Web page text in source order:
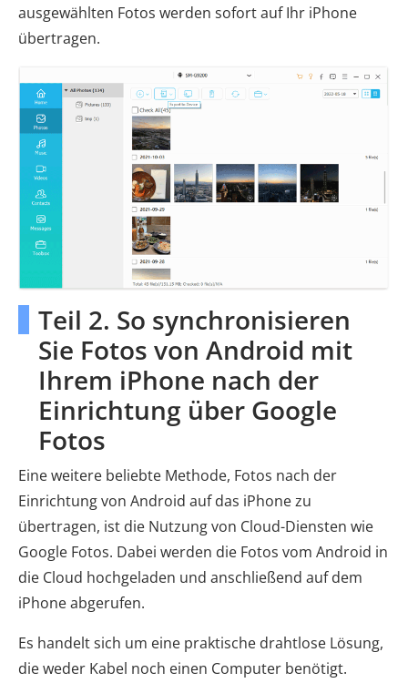
ausgewählten Fotos werden sofort auf Ihr iPhone
übertragen.
Teil 2. So synchronisieren
Sie Fotos von Android mit
Ihrem iPhone nach der
Einrichtung über Google
Fotos
Eine weitere beliebte Methode, Fotos nach der
Einrichtung von Android auf das iPhone zu
übertragen, ist die Nutzung von Cloud-Diensten wie
Google Fotos. Dabei werden die Fotos vom Android in
die Cloud hochgeladen und anschließend auf dem
iPhone abgerufen.
Es handelt sich um eine praktische drahtlose Lösung,
die weder Kabel noch einen Computer benötigt.